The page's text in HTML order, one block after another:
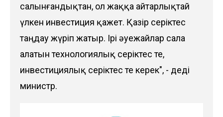
салынғандықтан, ол жаққа айтарлықтай
үлкен инвестиция қажет. Қазір серіктес
таңдау жүріп жатыр. Ірі әуежайлар сала
алатын технологиялық серіктес те,
инвестициялық серіктес те керек", - деді
министр.